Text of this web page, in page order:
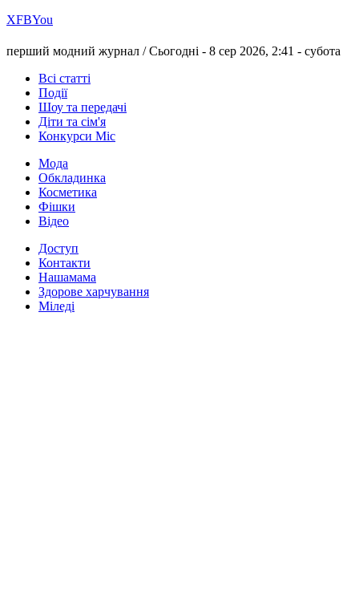
ХFBYou
перший модний журнал /Сьогодні - 8 сер 2026, 2:41 - субота
Всі статті
Події
Шоу та передачі
Діти та сім'я
Конкурси Міс
Мода
Обкладинка
Косметика
Фішки
Відео
Доступ
Контакти
Нашамама
Здорове харчування
Міледі